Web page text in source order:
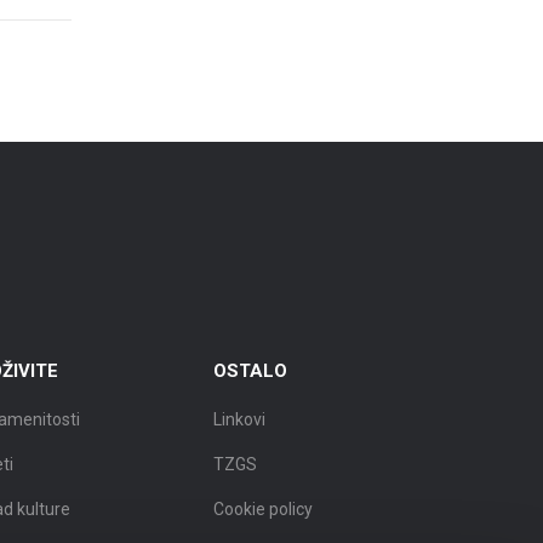
kulture
OSTALO
Linkovi
TZGS
Cookie policy